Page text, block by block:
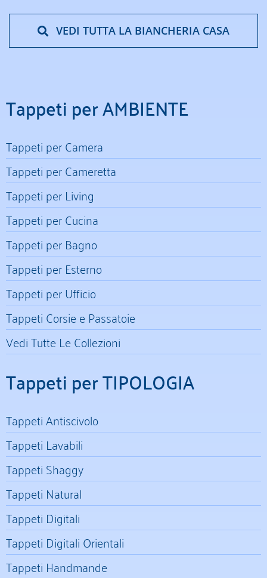
VEDI TUTTA LA BIANCHERIA CASA
Tappeti per AMBIENTE
Tappeti per Camera
Tappeti per Cameretta
Tappeti per Living
Tappeti per Cucina
Tappeti per Bagno
Tappeti per Esterno
Tappeti per Ufficio
Tappeti Corsie e Passatoie
Vedi Tutte Le Collezioni
Tappeti per TIPOLOGIA
Tappeti Antiscivolo
Tappeti Lavabili
Tappeti Shaggy
Tappeti Natural
Tappeti Digitali
Tappeti Digitali Orientali
Tappeti Handmande